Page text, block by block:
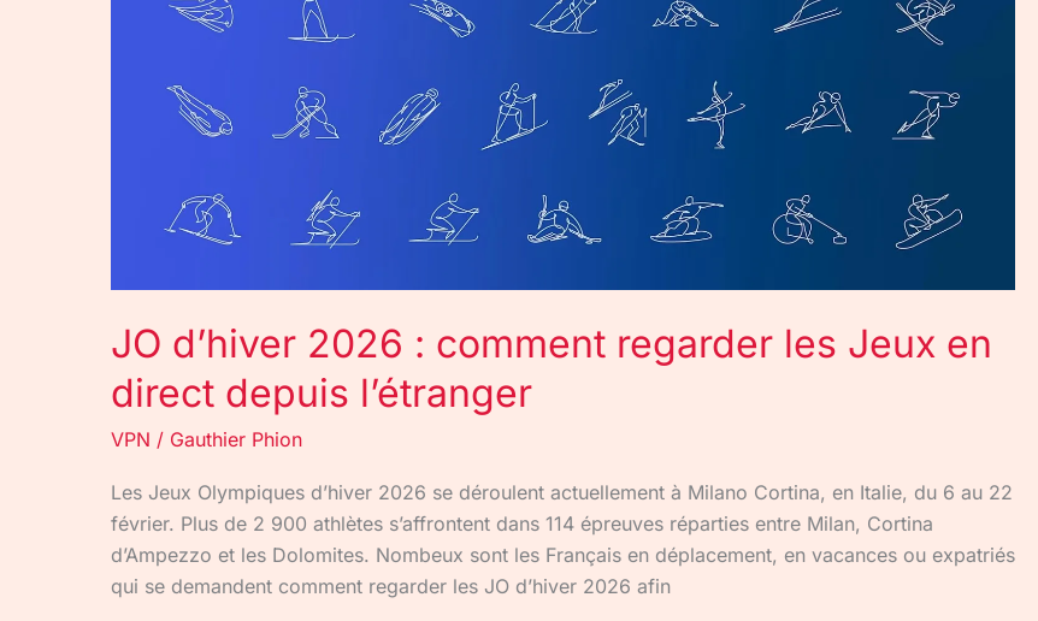
JO d’hiver 2026 : comment regarder les Jeux en
direct depuis l’étranger
VPN / Gauthier Phion
Les Jeux Olympiques d’hiver 2026 se déroulent actuellement à Milano Cortina, en Italie, du 6 au 22
février. Plus de 2 900 athlètes s’affrontent dans 114 épreuves réparties entre Milan, Cortina
d’Ampezzo et les Dolomites. Nombeux sont les Français en déplacement, en vacances ou expatriés
qui se demandent comment regarder les JO d’hiver 2026 afin